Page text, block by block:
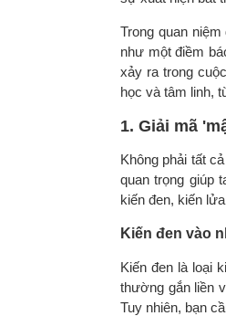
Trong quan
như một điềm
xảy ra trong
học và tâm linh,
1. Giải mã
Không phải tất
quan trọng giúp
kiến đen, kiến
Kiến đen vào
Kiến đen là loại
thường gắn liền
Tuy nhiên, bạn